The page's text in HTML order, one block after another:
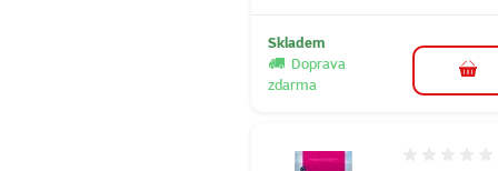
Skladem
Doprava
zdarma
do